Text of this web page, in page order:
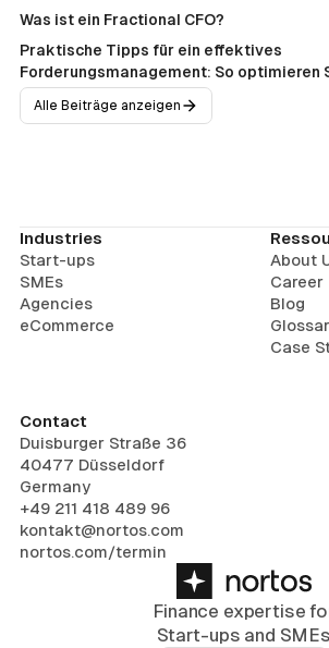
Was ist ein Fractional CFO?
Praktische Tipps für ein effektives
Forderungsmanagement: So optimieren
Alle Beiträge anzeigen
Finance expertise
Start-ups and SMEs
Industries
Start-ups
SMEs
Agencies
eCommerce
About
Career
Blog
Case
Contact
Duisburger Straße 36
40477 Düsseldorf
Germany
+49 211 418 489 96
kontakt@nortos.com
nortos.com/termin